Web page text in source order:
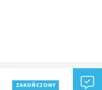
ZAKOŃCZONY